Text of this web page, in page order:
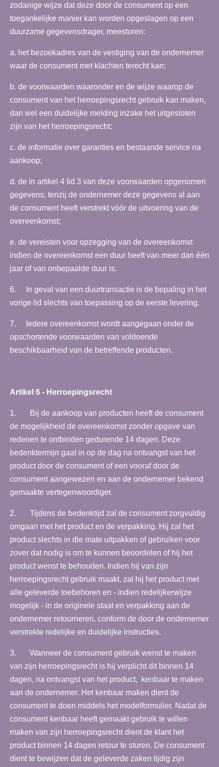
zodanige wijze dat deze door de consument op een
toegankelijke manier kan worden opgeslagen op een
duurzame gegevensdrager, meesturen:
a. het bezoekadres van de vestiging van de ondernemer
waar de consument met klachten terecht kan;
b. de voorwaarden waaronder en de wijze waarop de
consument van het herroepingsrecht gebruik kan maken,
dan wel een duidelijke melding inzake het uitgesloten
zijn van het herroepingsrecht;
c. de informatie over garanties en bestaande service na
aankoop;
d. de in artikel 4 lid 3 van deze voorwaarden opgenomen
gegevens, tenzij de ondernemer deze gegevens al aan
de consument heeft verstrekt vóór de uitvoering van de
overeenkomst;
e. de vereisten voor opzegging van de overeenkomst
indien de overeenkomst een duur heeft van meer dan één
jaar of van onbepaalde duur is.
6. In geval van een duurtransactie is de bepaling in het
vorige lid slechts van toepassing op de eerste levering.
7. Iedere overeenkomst wordt aangegaan onder de
opschortende voorwaarden van voldoende
beschikbaarheid van de betreffende producten.
Artikel 6 - Herroepingsrecht
1. Bij de aankoop van producten heeft de consument
de mogelijkheid de overeenkomst zonder opgave van
redenen te ontbinden gedurende 14 dagen. Deze
bedenktermijn gaat in op de dag na ontvangst van het
product door de consument of een vooraf door de
consument aangewezen en aan de ondernemer bekend
gemaakte vertegenwoordiger.
2. Tijdens de bedenktijd zal de consument zorgvuldig
omgaan met het product en de verpakking. Hij zal het
product slechts in die mate uitpakken of gebruiken voor
zover dat nodig is om te kunnen beoordelen of hij het
product wenst te behouden. Indien hij van zijn
herroepingsrecht gebruik maakt, zal hij het product met
alle geleverde toebehoren en - indien redelijkerwijze
mogelijk - in de originele staat en verpakking aan de
ondernemer retourneren, conform de door de ondernemer
verstrekte redelijke en duidelijke instructies.
3. Wanneer de consument gebruik wenst te maken
van zijn herroepingsrecht is hij verplicht dit binnen 14
dagen, na ontvangst van het product, kenbaar te maken
aan de ondernemer. Het kenbaar maken dient de
consument te doen middels het modelformulier. Nadat de
consument kenbaar heeft gemaakt gebruik te willen
maken van zijn herroepingsrecht dient de klant het
product binnen 14 dagen retour te sturen. De consument
dient te bewijzen dat de geleverde zaken tijdig zijn